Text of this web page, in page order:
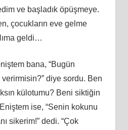
ve başladık öpüşmeye.
çocukların eve gelme
geldi…
bana, “Bugün
diye sordu. Ben
külotumu? Beni siktiğin
ise, “Senin kokunu
sikerim!” dedi. “Çok